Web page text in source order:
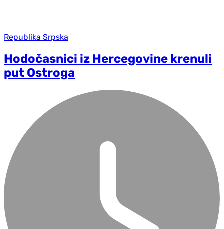
Republika Srpska
Hodočasnici iz Hercegovine krenuli
put Ostroga